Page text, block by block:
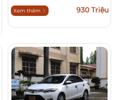
Xem thêm 930 Triệu